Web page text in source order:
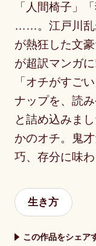
「人間椅子」
……。江戸川乱
が熱狂した文
が超訳マンガ
「オチがすご
ナップを、読
と詰め込みま
かのオチ。鬼
巧、存分に味わ
生き方
この作品をシェア